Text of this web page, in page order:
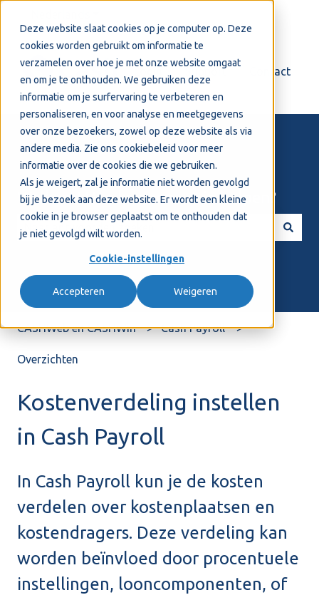
Deze website slaat cookies op je computer op. Deze
cookies worden gebruikt om informatie te
verzamelen over hoe je met onze website omgaat
en om je te onthouden. We gebruiken deze
informatie om je surfervaring te verbeteren en
personaliseren, en voor analyse en meetgegevens
over onze bezoekers, zowel op deze website als via
andere media. Zie ons cookiebeleid voor meer
informatie over de cookies die we gebruiken.
Als je weigert, zal je informatie niet worden gevolgd
bij je bezoek aan deze website. Er wordt een kleine
cookie in je browser geplaatst om te onthouden dat
je niet gevolgd wilt worden.
Cookie-instellingen
Accepteren Weigeren
Support Contact
Welkom! Hoe kunnen we je helpen?
CASHWeb en CASHWin Cash Payroll
Overzichten
Kostenverdeling instellen
in Cash Payroll
In Cash Payroll kun je de kosten
verdelen over kostenplaatsen en
kostendragers. Deze verdeling kan
worden beïnvloed door procentuele
instellingen, looncomponenten, of